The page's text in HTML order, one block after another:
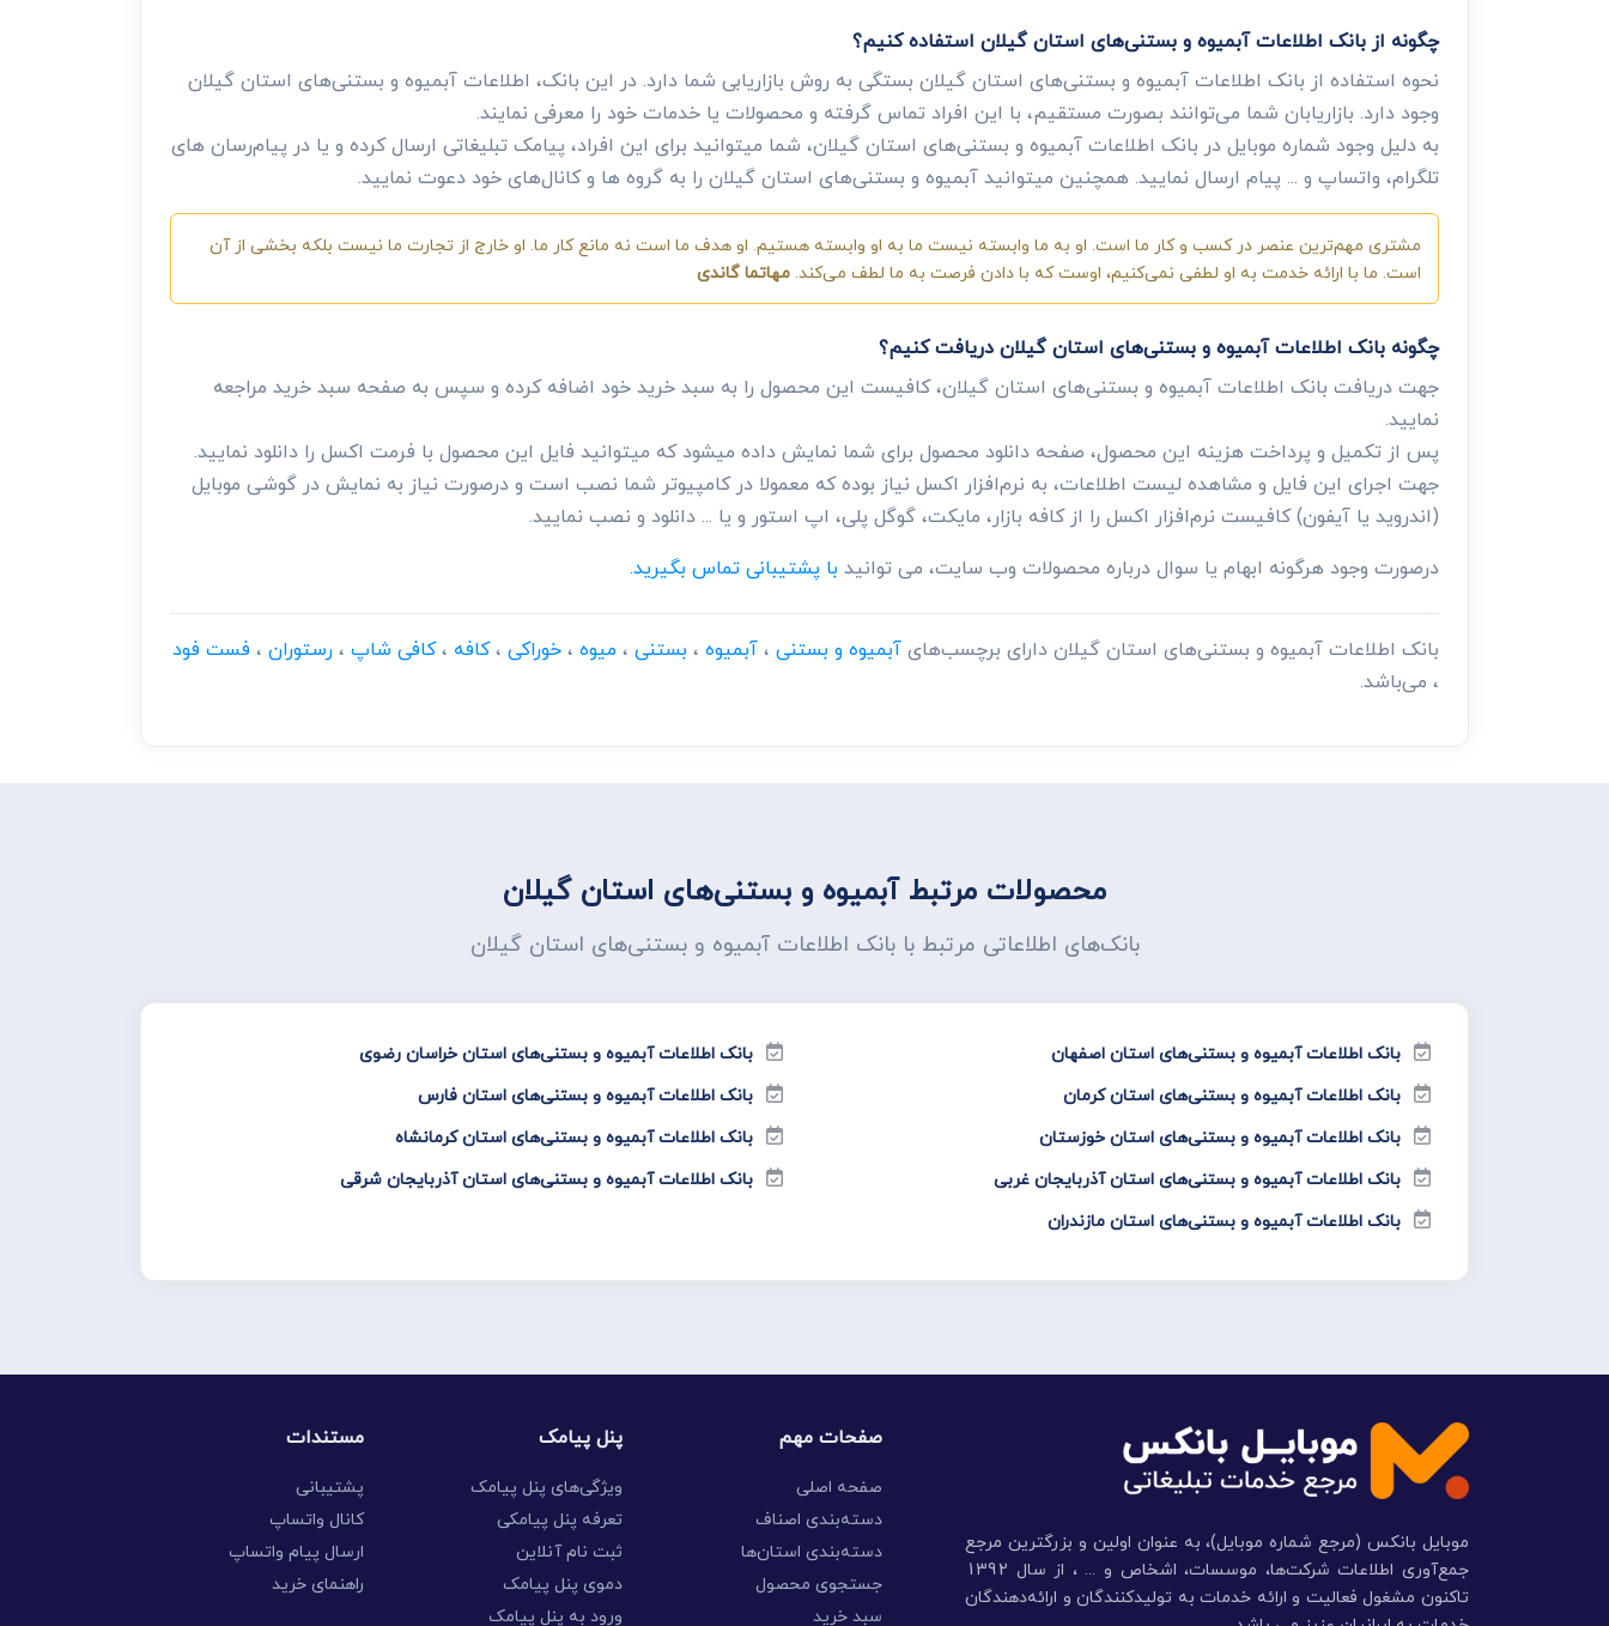
چگونه از بانک اطلاعات آبمیوه و بستنی‌های استان گیلان استفاده کنیم؟
نحوه استفاده از بانک اطلاعات آبمیوه و بستنی‌های استان گیلان بستگی به روش بازاریابی شما دارد. در این بانک، اطلاعات آبمیوه و بستنی‌های استان گیلان
وجود دارد. بازاریابان شما می‌توانند بصورت مستقیم، با این افراد تماس گرفته و محصولات یا خدمات خود را معرفی نمایند.
به دلیل وجود شماره موبایل در بانک اطلاعات آبمیوه و بستنی‌های استان گیلان، شما میتوانید برای این افراد، پیامک تبلیغاتی ارسال کرده و یا در پیام‌رسان های
تلگرام، واتساپ و ... پیام ارسال نمایید. همچنین میتوانید آبمیوه و بستنی‌های استان گیلان را به گروه ها و کانال‌های خود دعوت نمایید.
مشتری مهم‌ترین عنصر در کسب و کار ما است. او به ما وابسته نیست ما به او وابسته هستیم. او هدف ما است نه مانع کار ما. او خارج از تجارت ما نیست بلکه بخشی از آن
است. ما با ارائه خدمت به او لطفی نمی‌کنیم، اوست که با دادن فرصت به ما لطف می‌کند. مهاتما گاندی
چگونه بانک اطلاعات آبمیوه و بستنی‌های استان گیلان دریافت کنیم؟
جهت دریافت بانک اطلاعات آبمیوه و بستنی‌های استان گیلان، کافیست این محصول را به سبد خرید خود اضافه کرده و سپس به صفحه سبد خرید مراجعه
نمایید.
پس از تکمیل و پرداخت هزینه این محصول، صفحه دانلود محصول برای شما نمایش داده میشود که میتوانید فایل این محصول با فرمت اکسل را دانلود نمایید.
جهت اجرای این فایل و مشاهده لیست اطلاعات، به نرم‌افزار اکسل نیاز بوده که معمولا در کامپیوتر شما نصب است و درصورت نیاز به نمایش در گوشی موبایل
(اندروید یا آیفون) کافیست نرم‌افزار اکسل را از کافه بازار، مایکت، گوگل پلی، اپ استور و یا ... دانلود و نصب نمایید.
درصورت وجود هرگونه ابهام یا سوال درباره محصولات وب سایت، می توانید با پشتیبانی تماس بگیرید.
بانک اطلاعات آبمیوه و بستنی‌های استان گیلان دارای برچسب‌هایآبمیوه و بستنی ،آبمیوه ، بستنی ، میوه ،خوراکی ،کافه ،کافی شاپ ،رستوران ، فست فود
، می‌باشد.
محصولات مرتبط آبمیوه و بستنی‌های استان گیلان
بانک‌های اطلاعاتی مرتبط با بانک اطلاعات آبمیوه و بستنی‌های استان گیلان
بانک اطلاعات آبمیوه و بستنی‌های استان اصفهان
بانک اطلاعات آبمیوه و بستنی‌های استان خراسان رضوی
بانک اطلاعات آبمیوه و بستنی‌های استان کرمان
بانک اطلاعات آبمیوه و بستنی‌های استان فارس
بانک اطلاعات آبمیوه و بستنی‌های استان خوزستان
بانک اطلاعات آبمیوه و بستنی‌های استان کرمانشاه
بانک اطلاعات آبمیوه و بستنی‌های استان آذربایجان غربی
بانک اطلاعات آبمیوه و بستنی‌های استان آذربایجان شرقی
بانک اطلاعات آبمیوه و بستنی‌های استان مازندران
موبایل بانکس (مرجع شماره موبایل)، به عنوان اولین و بزرگترین مرجع
جمع‌آوری اطلاعات شرکت‌ها، موسسات، اشخاص و ... ، از سال 1392
تاکنون مشغول فعالیت و ارائه خدمات به تولیدکنندگان و ارائه‌دهندگان
صفحات مهم
صفحه اصلی
دسته‌بندی اصناف
دسته‌بندی استان‌ها
جستجوی محصول
سبد خرید
پنل پیامک
ویژگی‌های پنل پیامک
تعرفه پنل پیامکی
ثبت نام آنلاین
دموی پنل پیامک
ورود به پنل پیامک
مستندات
پشتیبانی
کانال واتساپ
ارسال پیام واتساپ
راهنمای خرید